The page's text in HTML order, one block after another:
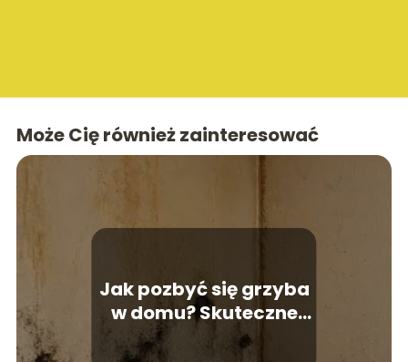
Może Cię również zainteresować
Jak pozbyć się grzyba
w domu? Skuteczne
porady